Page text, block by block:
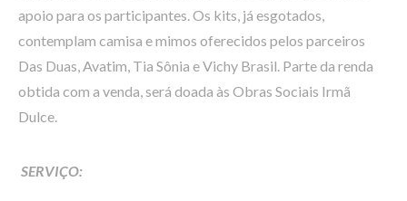
apoio para os participantes. Os kits, já esgotados,
contemplam camisa e mimos oferecidos pelos parceiros
Das Duas, Avatim, Tia Sônia e Vichy Brasil. Parte da renda
obtida com a venda, será doada às Obras Sociais Irmã
Dulce.
SERVIÇO: